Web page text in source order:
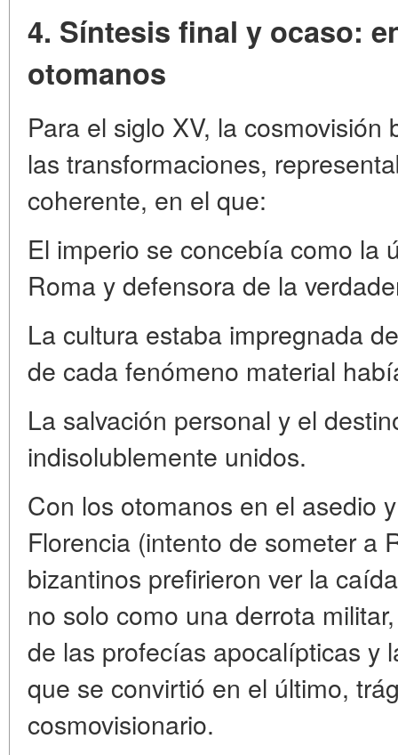
4. Síntesis final y ocaso:
otomanos
Para el siglo XV, la
las transformaciones,
coherente, en el que:
El imperio se concebía como la
Roma y defensora de la
La cultura estaba impregnada
de cada fenómeno material
La salvación personal y el
indisolublemente unidos.
Con los otomanos en el asedio
Florencia (intento de someter a
bizantinos prefirieron ver la
no solo como una derrota
de las profecías apocalípticas y
que se convirtió en el último,
cosmovisionario.